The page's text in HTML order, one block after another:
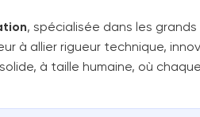
, spécialisée dans les
à allier rigueur technique,
à taille humaine, où